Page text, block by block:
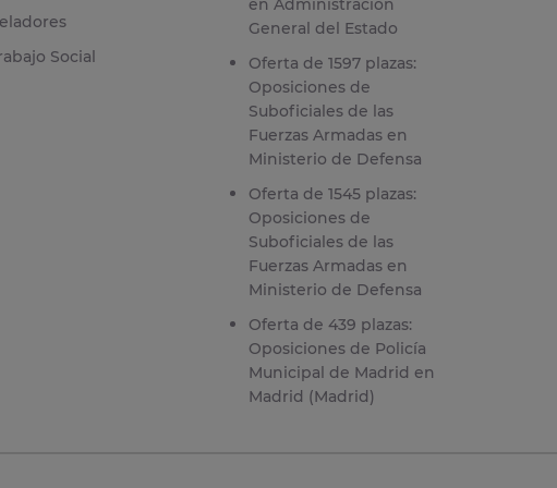
Social
en Administración
General del Estado
Oferta de 1597 plazas:
Oposiciones de
Suboficiales de las
Fuerzas Armadas en
Ministerio de Defensa
Oferta de 1545 plazas:
Oposiciones de
Suboficiales de las
Fuerzas Armadas en
Ministerio de Defensa
Oferta de 439 plazas:
Oposiciones de Policía
Municipal de Madrid en
Madrid (Madrid)